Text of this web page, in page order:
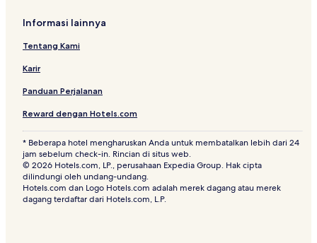
Informasi lainnya
Tentang Kami
Karir
Panduan Perjalanan
Reward dengan Hotels.com
* Beberapa hotel mengharuskan Anda untuk membatalkan lebih dari 24
jam sebelum check-in. Rincian di situs web.
© 2026 Hotels.com, LP., perusahaan Expedia Group. Hak cipta
dilindungi oleh undang-undang.
Hotels.com dan Logo Hotels.com adalah merek dagang atau merek
dagang terdaftar dari Hotels.com, L.P.